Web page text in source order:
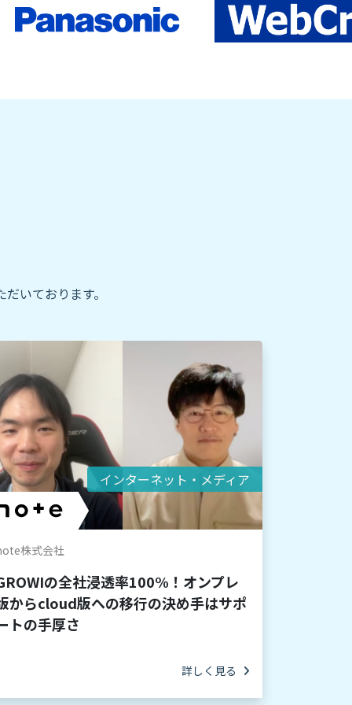
いております。
インターネット・メディア
株式会社
の全社浸透率100%！オンプレ
からcloud版への移行の決め手はサポ
トの手厚さ
詳しく見る